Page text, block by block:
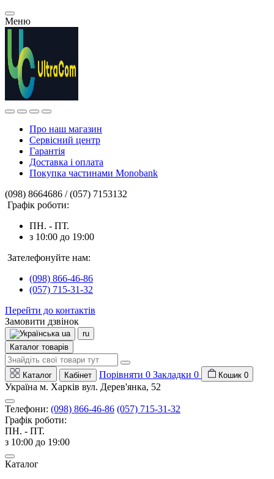
Меню
Про наш магазин
Сервісний центр
Гарантія
Доставка і оплата
Покупка частинами Monobank
(098) 8664686 / (057) 7153132
Графік роботи:
ПН. - ПТ.
з 10:00 до 19:00
Зателефонуйте нам:
(098) 866-46-86
(057) 715-31-32
Перейти до контактів
Замовити дзвінок
ua
ru
Каталог товарів
Каталог Кабінет Порівняти 0 Закладки 0 Кошик 0
Україна м. Харків вул. Дерев'янка, 52
Телефони: (098) 866-46-86 (057) 715-31-32
Графік роботи:
ПН. - ПТ.
з 10:00 до 19:00
Каталог